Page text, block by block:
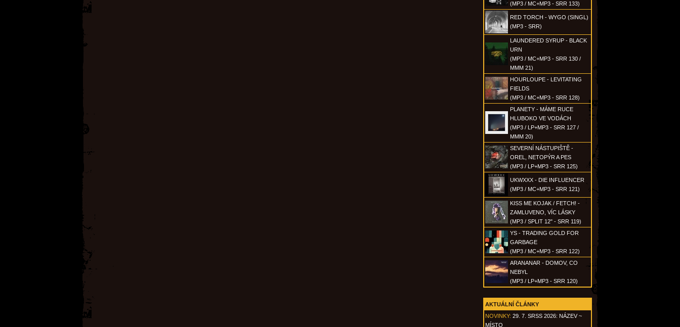
(MP3 / MC+MP3 - SRR 133)
RED TORCH - WYGO (SINGL)
(MP3 - SRR)
LAUNDERED SYRUP - BLACK
URN
(MP3 / MC+MP3 - SRR 130 /
MMM 21)
HOURLOUPE - LEVITATING
FIELDS
(MP3 / MC+MP3 - SRR 128)
PLANETY - MÁME RUCE
HLUBOKO VE VODÁCH
(MP3 / LP+MP3 - SRR 127 /
MMM 20)
SEVERNÍ NÁSTUPIŠTĚ -
OREL, NETOPÝR A PES
(MP3 / LP+MP3 - SRR 125)
UKWXXX - DIE INFLUENCER
(MP3 / MC+MP3 - SRR 121)
KISS ME KOJAK / FETCH! -
ZAMLUVENO, VÍC LÁSKY
(MP3 / SPLIT 12" - SRR 119)
YS - TRADING GOLD FOR
GARBAGE
(MP3 / MC+MP3 - SRR 122)
ARANANAR - DOMOV, CO
NEBYL
(MP3 / LP+MP3 - SRR 120)
AKTUÁLNÍ ČLÁNKY
NOVINKY: 29. 7. SRSS 2026: NÁZEV ~
MÍSTO